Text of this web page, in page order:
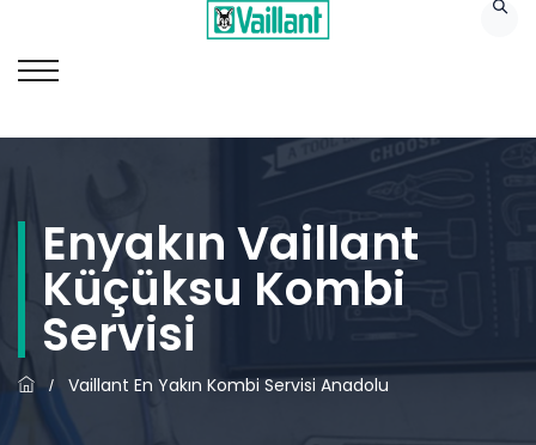
Enyakın Vaillant
Küçüksu Kombi
Servisi
/ Vaillant En Yakın Kombi Servisi Anadolu